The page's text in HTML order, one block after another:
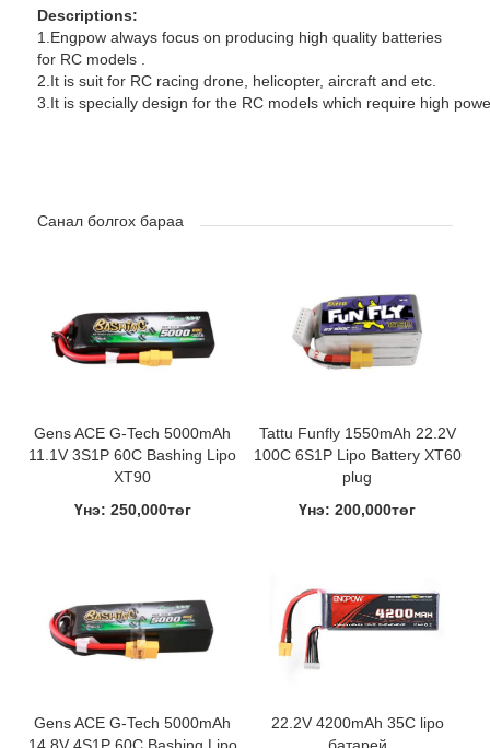
Descriptions:
1.Engpow always focus on producing high quality batteries
for RC models .
2.It is suit for RC racing drone, helicopter, aircraft and etc.
3.It is specially design for the RC models which require high
Санал болгох бараа
Gens ACE G-Tech 5000mAh
11.1V 3S1P 60C Bashing Lipo
XT90
Үнэ: 250,000төг
Tattu Funfly 1550mAh 22.2V
100C 6S1P Lipo Battery XT60
plug
Үнэ: 200,000төг
Gens ACE G-Tech 5000mAh
22.2V 4200mAh 35C lipo